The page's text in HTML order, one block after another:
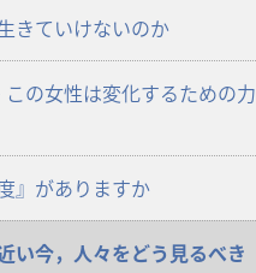
オ
プ
ン
み
の
塔」
きていけないのか
の女性は変化するための力
』がありますか
い今，人々をどう見るべき